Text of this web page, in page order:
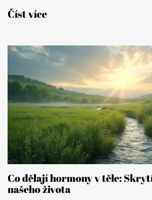
Číst více
Co dělají hormony v těle:
našeho života